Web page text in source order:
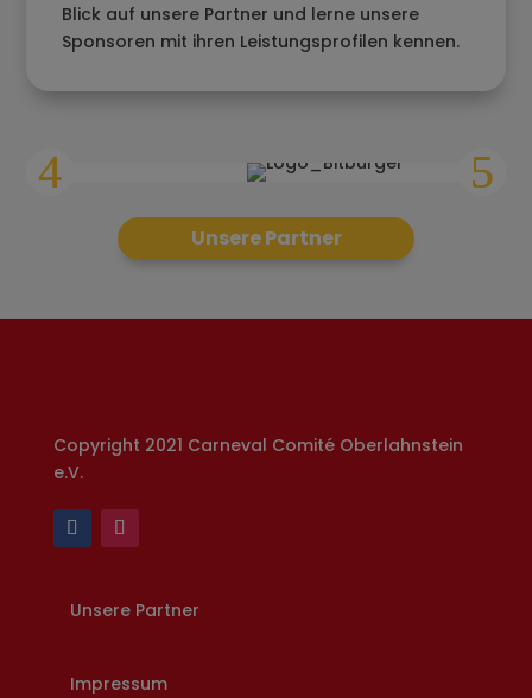
Blick auf unsere Partner und lerne unsere
Sponsoren mit ihren Leistungsprofilen kennen.
Unsere Partner
Copyright 2021 Carneval Comité Oberlahnstein
e.V.
Unsere Partner
Impressum